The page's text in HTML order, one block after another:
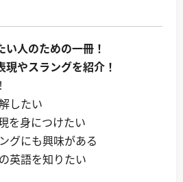
人のための一冊！
やスラングを紹介！
したい
を身につけたい
グにも興味がある
英語を知りたい